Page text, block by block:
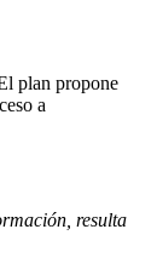
plan propone
a
resulta